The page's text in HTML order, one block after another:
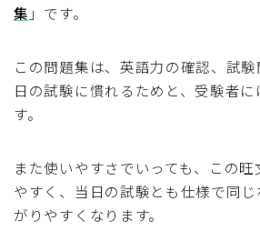
集 」です。
この問題集は、英語力の確認、試
日の試験に慣れるためと、受験者
す。
また使いやすさでいっても、この
やすく、当日の試験とも仕様で同
がりやすくなります。